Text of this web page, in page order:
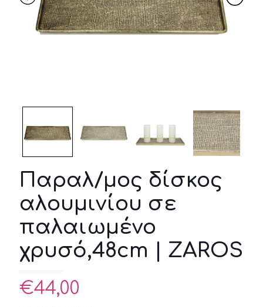
Παραλ/μος δίσκος
αλουμινίου σε
παλαιωμένο
χρυσό,48cm | ZAROS
€44,00